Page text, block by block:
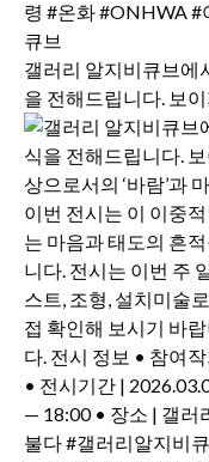
갤러리 알지비큐브에
을 전해드립니다. 보